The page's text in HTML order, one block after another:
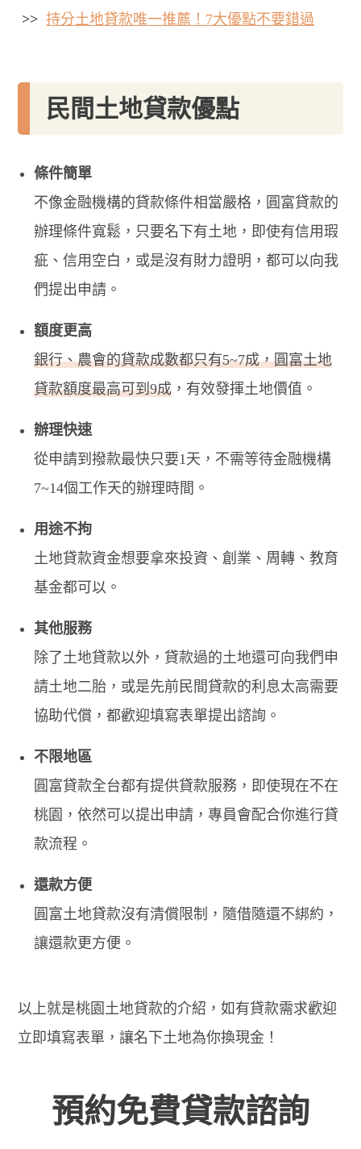
>> 持分土地貸款唯一推薦！7大優點不要錯過
民間土地貸款優點
條件簡單
不像金融機構的貸款條件相當嚴格，圓富貸款的
辦理條件寬鬆，只要名下有土地，即使有信用瑕
疵、信用空白，或是沒有財力證明，都可以向我
們提出申請。
額度更高
銀行、農會的貸款成數都只有5~7成，圓富土地
貸款額度最高可到9成 ，有效發揮土地價值。
辦理快速
從申請到撥款最快只要1天，不需等待金融機構
7~14個工作天的辦理時間。
用途不拘
土地貸款資金想要拿來投資、創業、周轉、教育
基金都可以。
其他服務
除了土地貸款以外，貸款過的土地還可向我們申
請土地二胎，或是先前民間貸款的利息太高需要
協助代償，都歡迎填寫表單提出諮詢。
不限地區
圓富貸款全台都有提供貸款服務，即使現在不在
桃園，依然可以提出申請，專員會配合你進行貸
款流程。
還款方便
圓富土地貸款沒有清償限制，隨借隨還不綁約，
讓還款更方便。
以上就是桃園土地貸款的介紹，如有貸款需求歡迎
立即填寫表單，讓名下土地為你換現金！
預約免費貸款諮詢